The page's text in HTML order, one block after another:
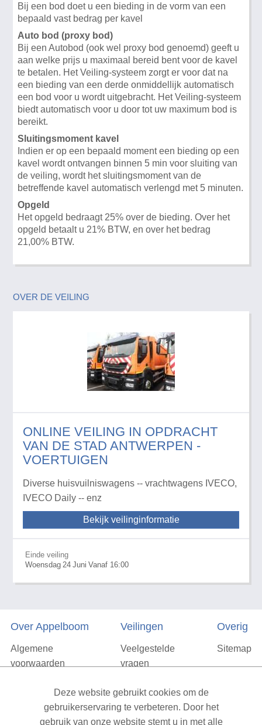
Bij een bod doet u een bieding in de vorm van een
bepaald vast bedrag per kavel
Auto bod (proxy bod)
Bij een Autobod (ook wel proxy bod genoemd) geeft u
aan welke prijs u maximaal bereid bent voor de kavel
te betalen. Het Veiling-systeem zorgt er voor dat na
een bieding van een derde onmiddellijk automatisch
een bod voor u wordt uitgebracht. Het Veiling-systeem
biedt automatisch voor u door tot uw maximum bod is
bereikt.
Sluitingsmoment kavel
Indien er op een bepaald moment een bieding op een
kavel wordt ontvangen binnen 5 min voor sluiting van
de veiling, wordt het sluitingsmoment van de
betreffende kavel automatisch verlengd met 5 minuten.
Opgeld
Het opgeld bedraagt 25% over de bieding. Over het
opgeld betaalt u 21% BTW, en over het bedrag
21,00% BTW.
OVER DE VEILING
ONLINE VEILING IN OPDRACHT
VAN DE STAD ANTWERPEN -
VOERTUIGEN
Diverse huisvuilniswagens -- vrachtwagens IVECO,
IVECO Daily -- enz
Bekijk veilinginformatie
Einde veiling
Woensdag 24 Juni Vanaf 16:00
Over Appelboom
Algemene
voorwaarden
Vacatures
Veilingen
Veelgestelde
vragen
Overig
Sitemap
Deze website gebruikt cookies om de
gebruikerservaring te verbeteren. Door het
gebruik van onze website stemt u in met alle